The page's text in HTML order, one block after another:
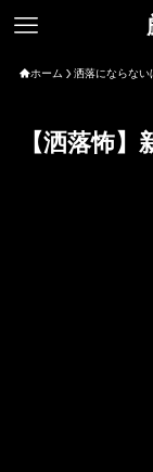
ホーム 洒落にならない
【洒落怖